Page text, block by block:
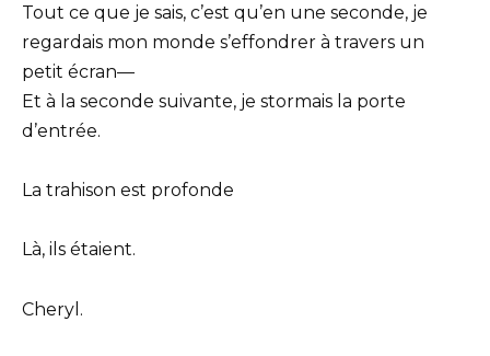
Tout ce que je sais, c’est qu’en une seconde, je
regardais mon monde s’effondrer à travers un
petit écran—
Et à la seconde suivante, je stormais la porte
d’entrée.
La trahison est profonde
Là, ils étaient.
Cheryl.